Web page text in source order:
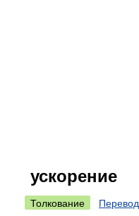
ускорение
Толкование Перевод